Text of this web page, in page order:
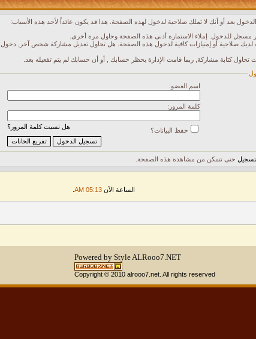
بعد أو أنك لا تملك صلاحية لدخول لهذه الصفحة. هذا قد يكون عائداً لأحد هذه الأسباب:
مسجل للدخول. إملاء الاستمارة أدنى هذه الصفحة وحاول مرة أخرى.
صلاحية أو إمتيازات كافية لدخول هذه الصفحة. هل تحاول تعديل مشاركة شخص آخر, دخول
تحاول كتابة مشاركة, ربما قامت الإدارة بحظر حسابك , أو أن حسابك لم يتم تفعيله بعد.
اسم العضو:
كلمة المرور:
هل نسيت كلمة المرور؟ حفظ البيانات؟
حتى تتمكن من مشاهدة هذه الصفحة.
الساعة الآن 05:13 AM
Powered by StyleALRooo7.NET
Copyright © 2010 alrooo7.net. All rights reserved